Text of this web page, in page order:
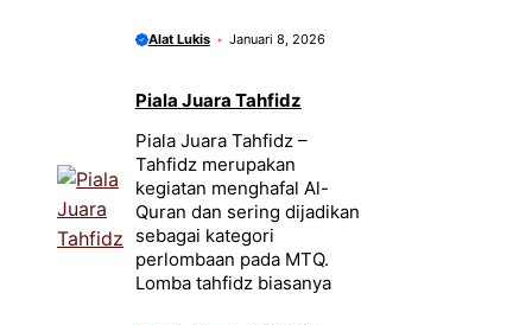
Alat Lukis Januari 8, 2026
Piala Juara Tahfidz
Piala Juara Tahfidz –
Tahfidz merupakan
kegiatan menghafal Al-
Quran dan sering dijadikan
sebagai kategori
perlombaan pada MTQ.
Lomba tahfidz biasanya